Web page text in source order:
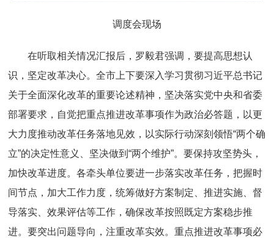
调度会现场
在听取相关情况汇报后，罗毅君强调，要提高思想认
识，坚定改革决心。全市上下要深入学习贯彻习近平总书记
关于全面深化改革的重要论述精神，坚决落实党中央和省委
部署要求，自觉把重点推进改革事项作为政治必答题，以更
大力度推动改革任务落地见效，以实际行动深刻领悟“两个确
立”的决定性意义、坚决做到“两个维护”。要保持攻坚势头，
加快改革进度。各牵头单位要进一步落实改革任务，把握时
间节点，加大工作力度，统筹做好方案制定、推进实施、督
导落实、效果评估等工作，确保改革按照既定方案稳步推
进。要突出问题导向，注重改革实效。重点推进改革事项必